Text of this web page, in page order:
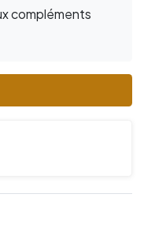
compléments